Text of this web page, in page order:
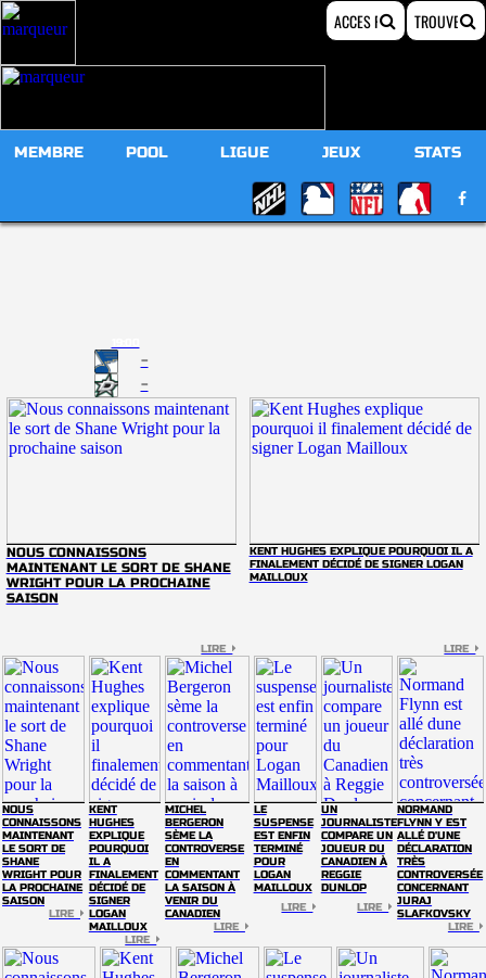
MEMBRE POOL LIGUE JEUX STATS
-
-
NOUS CONNAISSONS
MAINTENANT LE SORT DE SHANE
WRIGHT POUR LA PROCHAINE
SAISON
LIRE
KENT HUGHES EXPLIQUE POURQUOI IL A
FINALEMENT DÉCIDÉ DE SIGNER LOGAN
MAILLOUX
LIRE
NOUS
CONNAISSONS
MAINTENANT
LE SORT DE
SHANE
WRIGHT POUR
LA PROCHAINE
SAISON
LIRE
KENT
HUGHES
EXPLIQUE
POURQUOI
IL A
FINALEMENT
DÉCIDÉ DE
SIGNER
LOGAN
MAILLOUX
LIRE
MICHEL
BERGERON
SÈME LA
CONTROVERSE
EN
COMMENTANT
LA SAISON À
VENIR DU
CANADIEN
LIRE
LE
SUSPENSE
EST ENFIN
TERMINÉ
POUR
LOGAN
MAILLOUX
LIRE
UN
JOURNALISTE
COMPARE UN
JOUEUR DU
CANADIEN À
REGGIE
DUNLOP
LIRE
NORMAND
FLYNN Y EST
ALLÉ D'UNE
DÉCLARATION
TRÈS
CONTROVERSÉE
CONCERNANT
JURAJ
SLAFKOVSKY
LIRE